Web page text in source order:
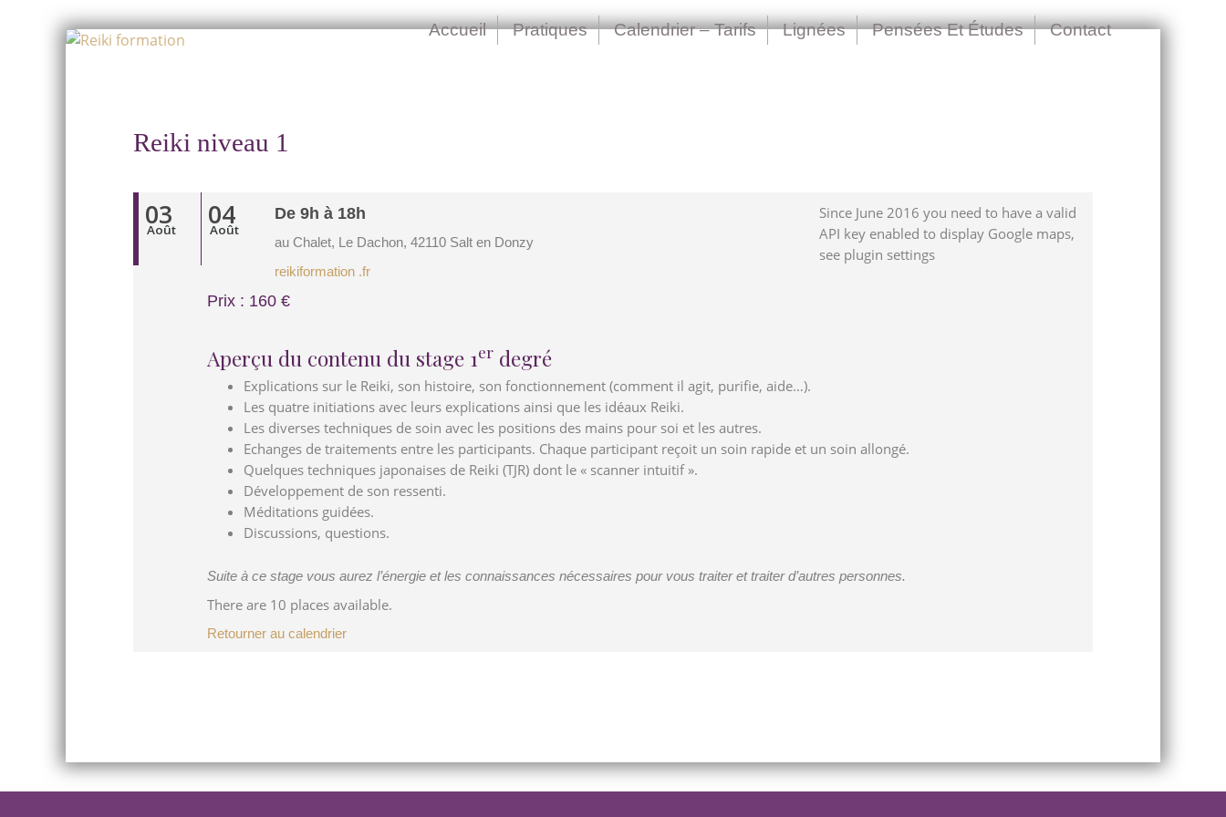
Skip
Accueil Pratiques Calendrier – Tarifs Lignées Pensées Et Études Contact
Reiki niveau 1
03
Août 04
Août
Since June 2016 you need to have a valid
API key enabled to display Google maps,
see plugin settings
De 9h à 18h
au Chalet, Le Dachon, 42110 Salt en Donzy
reikiformation .fr
Prix : 160 €
Aperçu du contenu du stage 1er degré
Explications sur le Reiki, son histoire, son fonctionnement (comment il agit, purifie, aide…).
Les quatre initiations avec leurs explications ainsi que les idéaux Reiki.
Les diverses techniques de soin avec les positions des mains pour soi et les autres.
Echanges de traitements entre les participants. Chaque participant reçoit un soin rapide et un soin allongé.
Quelques techniques japonaises de Reiki (TJR) dont le « scanner intuitif ».
Développement de son ressenti.
Méditations guidées.
Discussions, questions.
Suite à ce stage vous aurez l’énergie et les connaissances nécessaires pour vous traiter et traiter d’autres personnes.
There are 10 places available.
Retourner au calendrier